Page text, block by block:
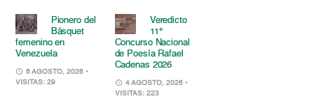
Pionero del
Básquet
femenino en
Venezuela
6 AGOSTO, 2026 •
VISITAS: 29
Veredicto
11°
Concurso Nacional
de Poesía Rafael
Cadenas 2026
4 AGOSTO, 2026 •
VISITAS: 223